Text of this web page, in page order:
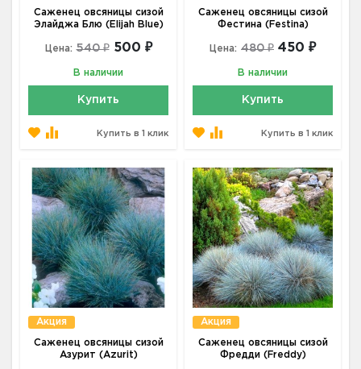
Саженец овсяницы сизой
Элайджа Блю (Elijah Blue)
Цена: 540 ₽ 500 ₽
В наличии
Купить
Купить в 1 клик
Саженец овсяницы сизой
Фестина (Festina)
Цена: 480 ₽ 450 ₽
В наличии
Купить
Купить в 1 клик
Акция
Саженец овсяницы сизой
Азурит (Azurit)
Акция
Саженец овсяницы сизой
Фредди (Freddy)